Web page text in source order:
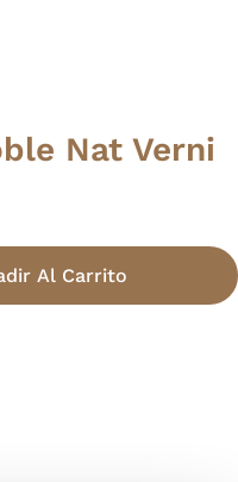
Nat Verni
Al Carrito